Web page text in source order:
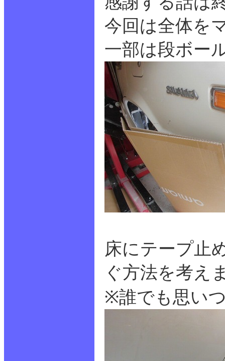
今回は全体を
一部は段ボー
床にテープ止
ぐ方法を考え
※誰でも思い